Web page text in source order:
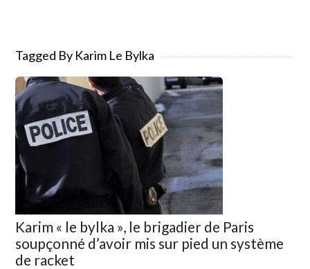
Tagged By Karim Le Bylka
Karim « le bylka », le brigadier de Paris
soupçonné d’avoir mis sur pied un système
de racket